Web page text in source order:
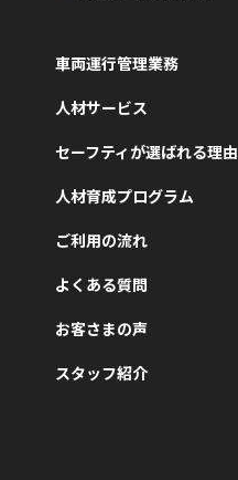
車両運行管理業務
人材サービス
セーフティが選ばれる理由
人材育成プログラム
ご利用の流れ
よくある質問
お客さまの声
スタッフ紹介